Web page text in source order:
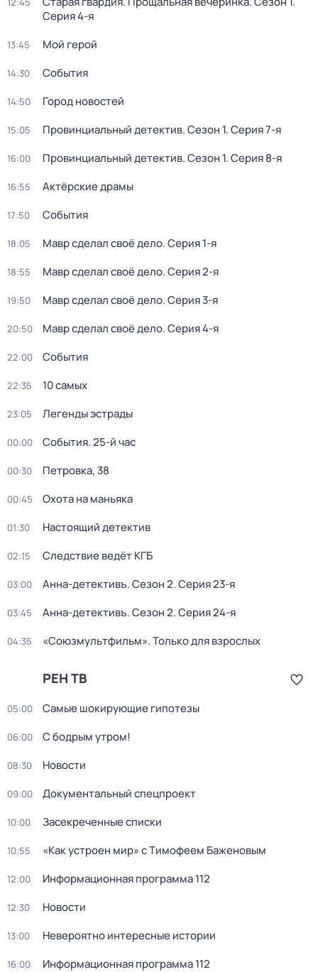
Серия 4-я
13:45 Мой герой
14:30 События
14:50 Город новостей
15:05 Провинциальный детектив. Сезон 1. Серия 7-я
16:00 Провинциальный детектив. Сезон 1. Серия 8-я
16:55 Актёрские драмы
17:50 События
18:05 Мавр сделал своё дело. Серия 1-я
18:55 Мавр сделал своё дело. Серия 2-я
19:50 Мавр сделал своё дело. Серия 3-я
20:50 Мавр сделал своё дело. Серия 4-я
22:00 События
22:35 10 самых
23:05 Легенды эстрады
00:00 События. 25-й час
00:30 Петровка, 38
00:45 Охота на маньяка
01:30 Настоящий детектив
02:15 Следствие ведёт КГБ
03:00 Анна-детективъ. Сезон 2. Серия 23-я
03:45 Анна-детективъ. Сезон 2. Серия 24-я
04:35 «Союзмультфильм». Только для взрослых
РЕН ТВ
05:00 Самые шoкиpующие гипотезы
06:00 С бодрым утром!
08:30 Новости
09:00 Документальный спецпроект
10:00 Зacекрeченные cписки
10:55 «Как устроен мир» с Тимофеем Баженовым
12:00 Информационная программа 112
12:30 Новости
13:00 Невероятно интересные истории
16:00 Информационная программа 112